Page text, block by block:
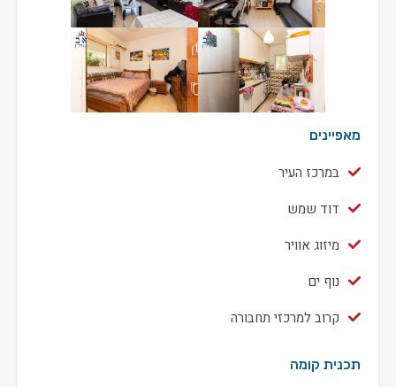
מאפיינים
במרכז העיר
דוד שמש
מיזוג אוויר
נוף ים
קרוב למרכזי תחבורה
תכנית קומה